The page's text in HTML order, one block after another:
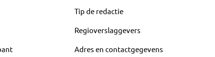
Tip de redactie
Regioverslaggevers
Adres en contactgegevens